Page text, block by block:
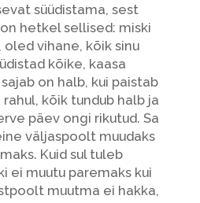
süüdistama, sest
hetkel sellised: miski
oled vihane, kõik sinu
kõike, kaasa
on halb, kui paistab
kõik tundub halb ja
päev ongi rikutud. Sa
väljaspoolt muudaks
Kuid sul tuleb
ei muutu paremaks kui
muutma ei hakka,